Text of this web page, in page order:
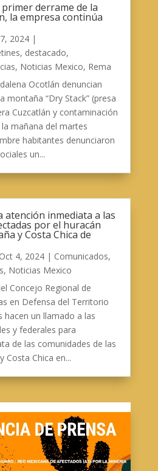
primer derrame de la
la empresa continúa
2024|
, destacado,
, Noticias Mexico, Rema
Ocotlán denuncian
montaña “Dry Stack” (presa
Cuzcatlán y contaminación
mañana del martes
habitantes denunciaron
un...
atención inmediata a las
por el huracán
y Costa Chica de
Oct 4, 2024| Comunicados,
, Noticias Mexico
Concejo Regional de
en Defensa del Territorio
hacen un llamado a las
y federales para
de las comunidades de las
Costa Chica en...